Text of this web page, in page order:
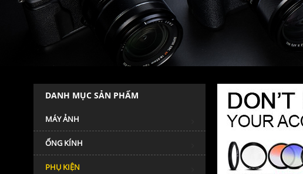
DANH MỤC SẢN PHẨM
MÁY ẢNH
ỐNG KÍNH
PHỤ KIỆN